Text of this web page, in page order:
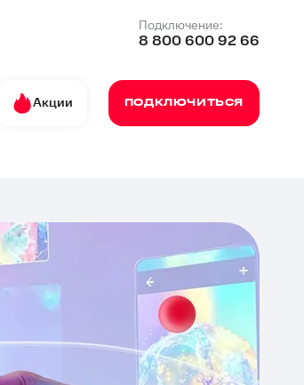
Подключение:
8 800 600 92 66
Акции ПОДКЛЮЧИТЬСЯ